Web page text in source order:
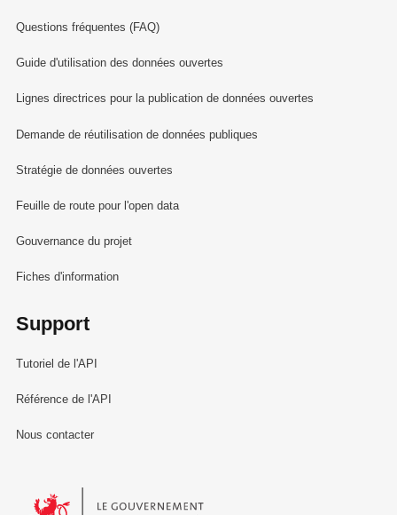
Questions fréquentes (FAQ)
Guide d'utilisation des données ouvertes
Lignes directrices pour la publication de données ouvertes
Demande de réutilisation de données publiques
Stratégie de données ouvertes
Feuille de route pour l'open data
Gouvernance du projet
Fiches d'information
Support
Tutoriel de l'API
Référence de l'API
Nous contacter
Le Gouvernement du Grand-Duché de Luxembourg - Service